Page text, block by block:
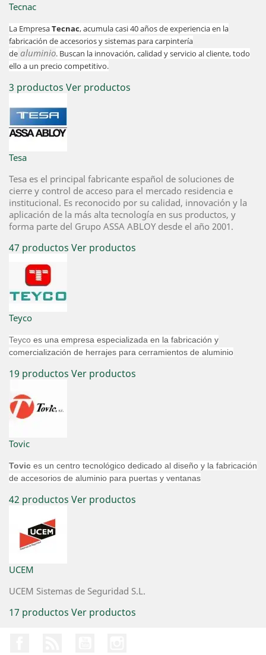
Tecnac
La EmpresaTecnac, acumula casi 40 años de experiencia en la
fabricación de accesorios y sistemas para carpintería
de aluminio. Buscan la innovación, calidad y servicio al cliente, todo
ello a un precio competitivo.
3 productos Ver productos
Tesa
Tesa es el principal fabricante español de soluciones de
cierre y control de acceso para el mercado residencia e
institucional. Es reconocido por su calidad, innovación y la
aplicación de la más alta tecnología en sus productos, y
forma parte del Grupo ASSA ABLOY desde el año 2001.
47 productos Ver productos
Teyco
Teyco es una empresa especializada en la fabricación y
comercialización de herrajes para cerramientos de aluminio
19 productos Ver productos
Tovic
Tovic es un centro tecnológico dedicado al diseño y la fabricación
de accesorios de aluminio para puertas y ventanas
42 productos Ver productos
UCEM
UCEM Sistemas de Seguridad S.L.
17 productos Ver productos